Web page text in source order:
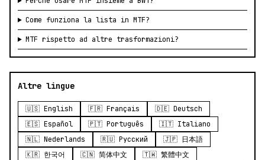
Come funziona la lista in MTF?
MTF rispetto ad altre trasformazioni?
Altre lingue
🇺🇸 English 🇫🇷 Français
🇩🇪 Deutsch
🇪🇸 Español
🇵🇹 Português
🇮🇹 Italiano
🇳🇱 Nederlands
🇷🇺 Русский
🇯🇵 日本語
🇰🇷 한국어
🇨🇳 简体中文
🇹🇼 繁體中文